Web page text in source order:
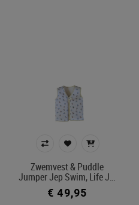
Zwemvest & Puddle
Jumper Jep Swim, Life J…
€ 49,95